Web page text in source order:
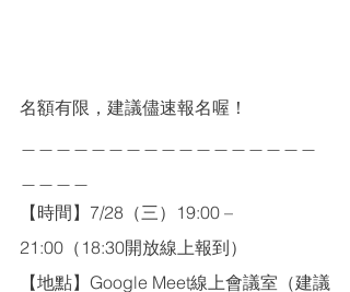
名額有限，建議儘速報名喔！
【時間】7/28（三）19:00 –
21:00（18:30開放線上報到）
【地點】Google Meet線上會議室（建議